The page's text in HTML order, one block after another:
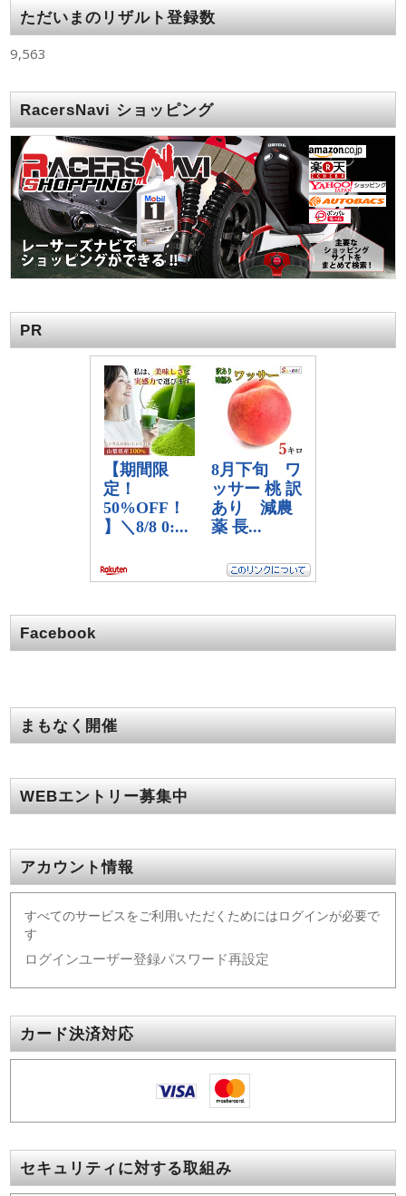
ただいまのリザルト登録数
9,563
RacersNavi ショッピング
PR
Facebook
まもなく開催
WEBエントリー募集中
アカウント情報
すべてのサービスをご利用いただくためにはログインが必要で
す
ログインユーザー登録パスワード再設定
カード決済対応
セキュリティに対する取組み